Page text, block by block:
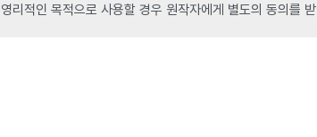
영리적인 목적으로 사용할 경우 원작자에게 별도의 동의를